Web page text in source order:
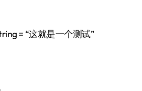
= “这就是一个测试”